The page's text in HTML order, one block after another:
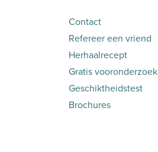
Contact
Refereer een vriend
Herhaalrecept
Gratis vooronderzoek
Geschiktheidstest
Brochures